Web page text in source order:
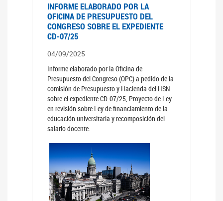
INFORME ELABORADO POR LA
OFICINA DE PRESUPUESTO DEL
CONGRESO SOBRE EL EXPEDIENTE
CD-07/25
04/09/2025
Informe elaborado por la Oficina de
Presupuesto del Congreso (OPC) a pedido de la
comisión de Presupuesto y Hacienda del HSN
sobre el expediente CD-07/25, Proyecto de Ley
en revisión sobre Ley de financiamiento de la
educación universitaria y recomposición del
salario docente.